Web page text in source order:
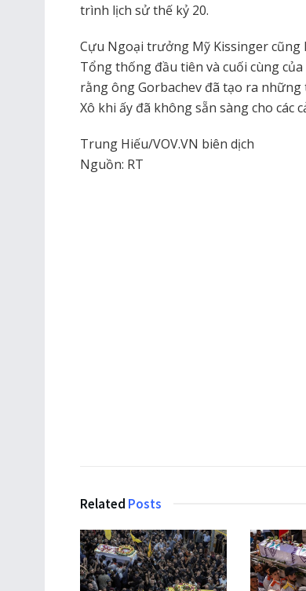
trình lịch sử thế kỷ 20.
Cựu Ngoại trưởng Mỹ Kissinger cũng
Tổng thống đầu tiên và cuối cùng
rằng ông Gorbachev đã tạo ra
Xô khi ấy đã không sẵn sàng cho các
Trung Hiếu/VOV.VN biên dịch
Nguồn: RT
Related Posts